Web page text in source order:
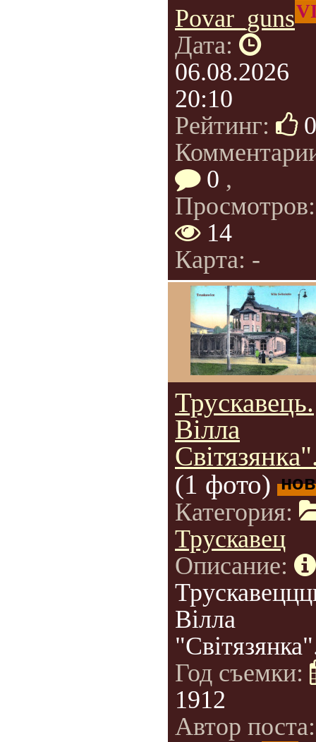
Povar_guns
Дата:
06.08.2026
20:10
Рейтинг:
0
0 ,
Просмотров:
14
Карта: -
Трускавець.
Вілла
(1 фото)
Категория:
Трускавец
Описание:
Вілла
Год съемки:
1912
Автор